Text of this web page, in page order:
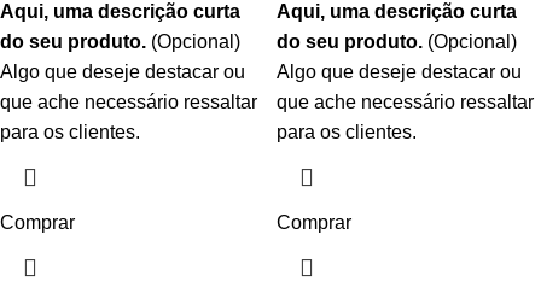
Aqui, uma descrição curta
do seu produto. (Opcional)
Algo que deseje destacar ou
que ache necessário ressaltar
para os clientes.
Comprar
Aqui, uma descrição curta
do seu produto. (Opcional)
Algo que deseje destacar ou
que ache necessário ressaltar
para os clientes.
Comprar